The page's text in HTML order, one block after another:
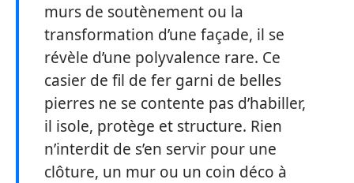
murs de soutènement ou la
transformation d’une façade, il se
révèle d’une polyvalence rare. Ce
casier de fil de fer garni de belles
pierres ne se contente pas d’habiller,
il isole, protège et structure. Rien
n’interdit de s’en servir pour une
clôture, un mur ou un coin déco à